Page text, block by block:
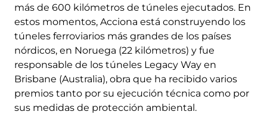
más de 600 kilómetros de túneles ejecutados. En
estos momentos, Acciona está construyendo los
túneles ferroviarios más grandes de los países
nórdicos, en Noruega (22 kilómetros) y fue
responsable de los túneles Legacy Way en
Brisbane (Australia), obra que ha recibido varios
premios tanto por su ejecución técnica como por
sus medidas de protección ambiental.